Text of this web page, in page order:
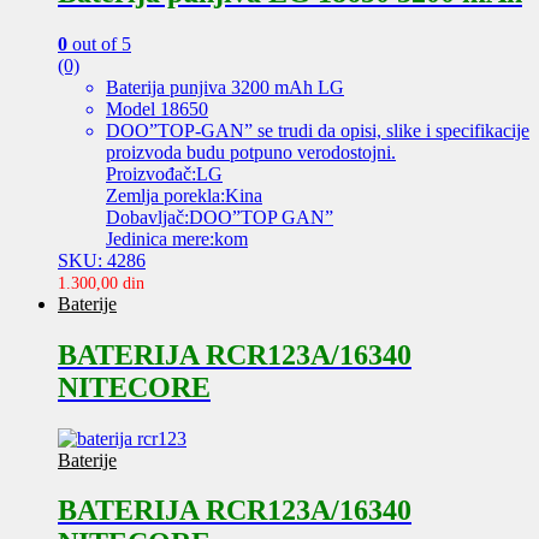
0 out of 5
(0)
Baterija punjiva 3200 mAh LG
Model 18650
DOO”TOP-GAN” se trudi da opisi, slike i specifikacije
proizvoda budu potpuno verodostojni.
Proizvođač:LG
Zemlja porekla:Kina
Dobavljač:DOO”TOP GAN”
Jedinica mere:kom
SKU: 4286
1.300,00 din
Baterije
BATERIJA RCR123A/16340
NITECORE
Baterije
BATERIJA RCR123A/16340